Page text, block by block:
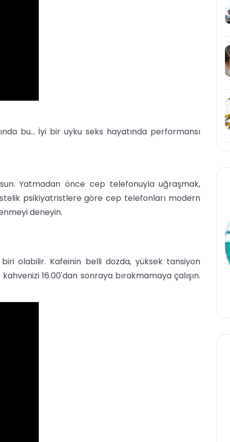
bu... İyi bir uyku seks hayatında performansı
Yatmadan önce cep telefonuyla uğraşmak,
psikiyatristlere göre cep telefonları modern
deneyin.
olabilir. Kafeinin belli dozda, yüksek tansiyon
16.00'dan sonraya bırakmamaya çalışın.